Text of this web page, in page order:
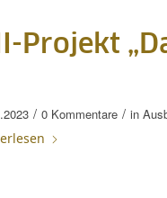
Projekt
/ 0 Kommentare / in